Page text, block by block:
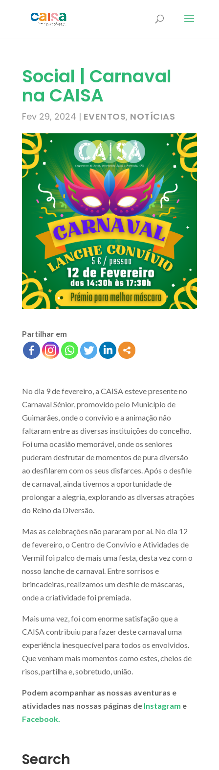
Social | Carnaval
na CAISA
Fev 29, 2024 | EVENTOS, NOTÍCIAS
Partilhar em
No dia 9 de fevereiro, a CAISA esteve presente no
Carnaval Sénior, promovido pelo Município de
Guimarães, onde o convívio e a animação não
faltaram entre as diversas instituições do concelho.
Foi uma ocasião memorável, onde os seniores
puderam desfrutar de momentos de pura diversão
ao desfilarem com os seus disfarces. Após o desfile
de carnaval, ainda tivemos a oportunidade de
prolongar a alegria, explorando as diversas atrações
do Reino da Diversão.
Mas as celebrações não pararam por aí. No dia 12
de fevereiro, o Centro de Convívio e Atividades de
Vermil foi palco de mais uma festa, desta vez com o
nosso lanche de carnaval. Entre sorrisos e
brincadeiras, realizamos um desfile de máscaras,
onde a criatividade foi premiada.
Mais uma vez, foi com enorme satisfação que a
CAISA contribuiu para fazer deste carnaval uma
experiência inesquecível para todos os envolvidos.
Que venham mais momentos como estes, cheios de
risos, partilha e, sobretudo, união.
Podem acompanhar as nossas aventuras e
atividades nas nossas páginas de Instagram e
Facebook.
Search